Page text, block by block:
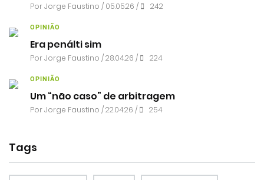
PorJorge Faustino / 05.05.26 / 242
OPINIÃO
Era penálti sim
PorJorge Faustino / 28.04.26 / 224
OPINIÃO
Um “não caso” de arbitragem
PorJorge Faustino / 22.04.26 / 254
Tags